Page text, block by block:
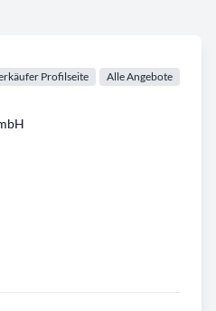
Profilseite Alle Angebote